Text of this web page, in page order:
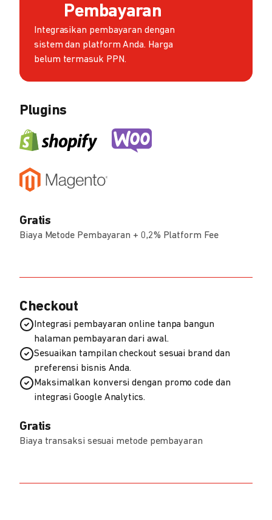
Pembayaran
Integrasikan pembayaran dengan
sistem dan platform Anda. Harga
belum termasuk PPN.
Plugins
Gratis
Biaya Metode Pembayaran + 0,2% Platform Fee
Checkout
Integrasi pembayaran online tanpa bangun
halaman pembayaran dari awal.
Sesuaikan tampilan checkout sesuai brand dan
preferensi bisnis Anda.
Maksimalkan konversi dengan promo code dan
integrasi Google Analytics.
Gratis
Biaya transaksi sesuai metode pembayaran